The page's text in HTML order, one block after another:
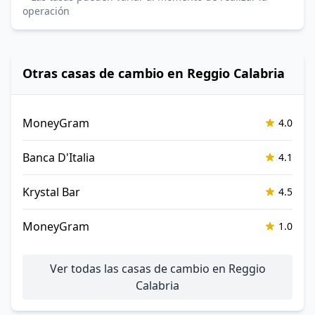
operación
Otras casas de cambio en Reggio Calabria
MoneyGram 4.0
Banca D'Italia 4.1
Krystal Bar 4.5
MoneyGram 1.0
Ver todas las casas de cambio en Reggio
Calabria